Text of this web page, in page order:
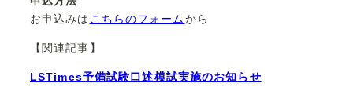
お申込みは こちらのフォームから
【関連記事】
LSTimes予備試験口述模試実施のお知らせ